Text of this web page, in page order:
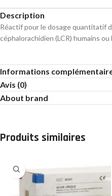
Description
Réactif pour le dosage quantitatif
céphalorachidien (LCR) humains ou
Informations
Avis (0)
About brand
Produits similaires